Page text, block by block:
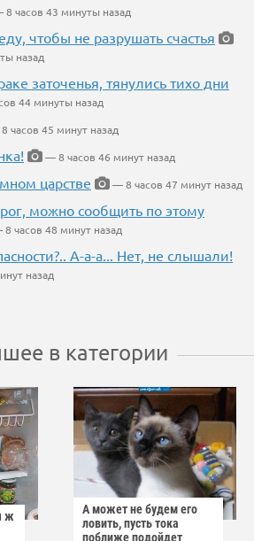
часов 43 минуты назад
чтобы не разрушать счастья
назад
заточенья, тянулись тихо дни
44 минуты назад
часов 45 минут назад
— 8 часов 46 минут назад
царстве
— 8 часов 47 минут назад
можно сообщить по этому
часов 48 минут назад
А-а-а... Нет, не слышали!
назад
в категории
ж
А может не будем его
ловить, пусть тока
поближе подойдет